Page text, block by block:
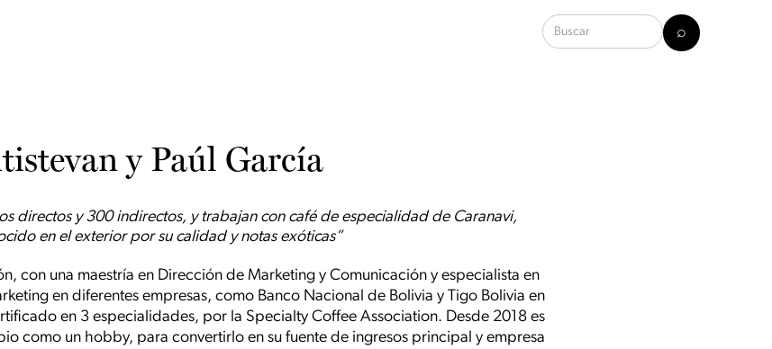
y Paúl García
directos y 300 indirectos, y trabajan con café de especialidad de Caranavi,
en el exterior por su calidad y notas exóticas”
con una maestría en Dirección de Marketing y Comunicación y especialista en
en diferentes empresas, como Banco Nacional de Bolivia y Tigo Bolivia en
en 3 especialidades, por la Specialty Coffee Association. Desde 2018 es
como un hobby, para convertirlo en su fuente de ingresos principal y empresa